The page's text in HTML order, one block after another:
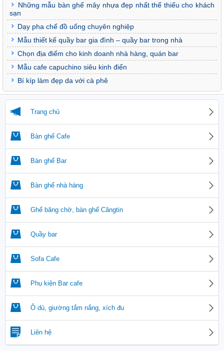
Những mẫu bàn ghế mây nhựa đẹp nhất thể thiếu cho khách
sạn
Dạy pha chế đồ uống chuyên nghiệp
Mẫu thiết kế quầy bar gia đình – quầy bar trong nhà
Chọn địa điểm cho kinh doanh nhà hàng, quán bar
Mẫu cafe capuchino siêu kinh điển
Bí kíp làm đẹp da với cà phê
Trang chủ
Bàn ghế Cafe
Bàn ghế Bar
Bàn ghế nhà hàng
Ghế băng chờ, bàn ghế Căngtin
Quầy bar
Sofa Cafe
Phụ kiện Bar cafe
Ô dù, giường tắm nắng, xích đu
Liên hệ